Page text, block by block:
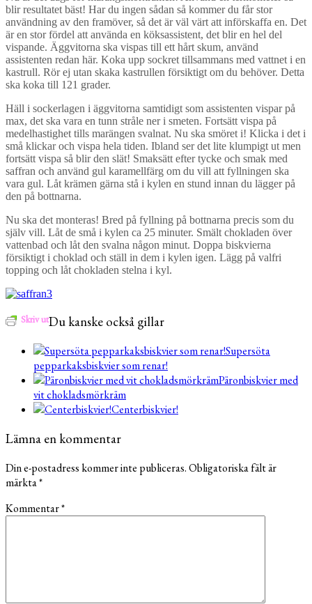
blir resultatet bäst! Har du ingen sådan så kommer du får stor
användning av den framöver, så det är väl värt att införskaffa en. Det
är en stor fördel att använda en köksassistent, det blir en hel del
vispande. Äggvitorna ska vispas till ett hårt skum, använd
assistenten redan här. Koka upp sockret tillsammans med vattnet i en
kastrull. Rör ej utan skaka kastrullen försiktigt om du behöver. Detta
ska koka till 121 grader.
Häll i sockerlagen i äggvitorna samtidigt som assistenten vispar på
max, det ska vara en tunn stråle ner i smeten. Fortsätt vispa på
medelhastighet tills marängen svalnat. Nu ska smöret i! Klicka i det i
små klickar och vispa hela tiden. Ibland ser det lite klumpigt ut men
fortsätt vispa så blir den slät! Smaksätt efter tycke och smak med
saffran och använd gul karamellfärg om du vill att fyllningen ska
vara gul. Låt krämen gärna stå i kylen en stund innan du lägger på
den på bottnarna.
Nu ska det monteras! Bred på fyllning på bottnarna precis som du
själv vill. Låt de små i kylen ca 25 minuter. Smält chokladen över
vattenbad och låt den svalna någon minut. Doppa biskvierna
försiktigt i choklad och ställ in dem i kylen igen. Lägg på valfri
topping och låt chokladen stelna i kyl.
Skriv utDu kanske också gillar
Supersöta
pepparkaksbiskvier som renar!
Päronbiskvier med
vit chokladsmörkräm
Centerbiskvier!
Lämna en kommentar
Din e-postadress kommer inte publiceras.Obligatoriska fält är
märkta*
Kommentar*